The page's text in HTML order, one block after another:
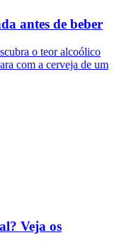
antes de beber
o teor alcoólico
com a cerveja de um
Veja os